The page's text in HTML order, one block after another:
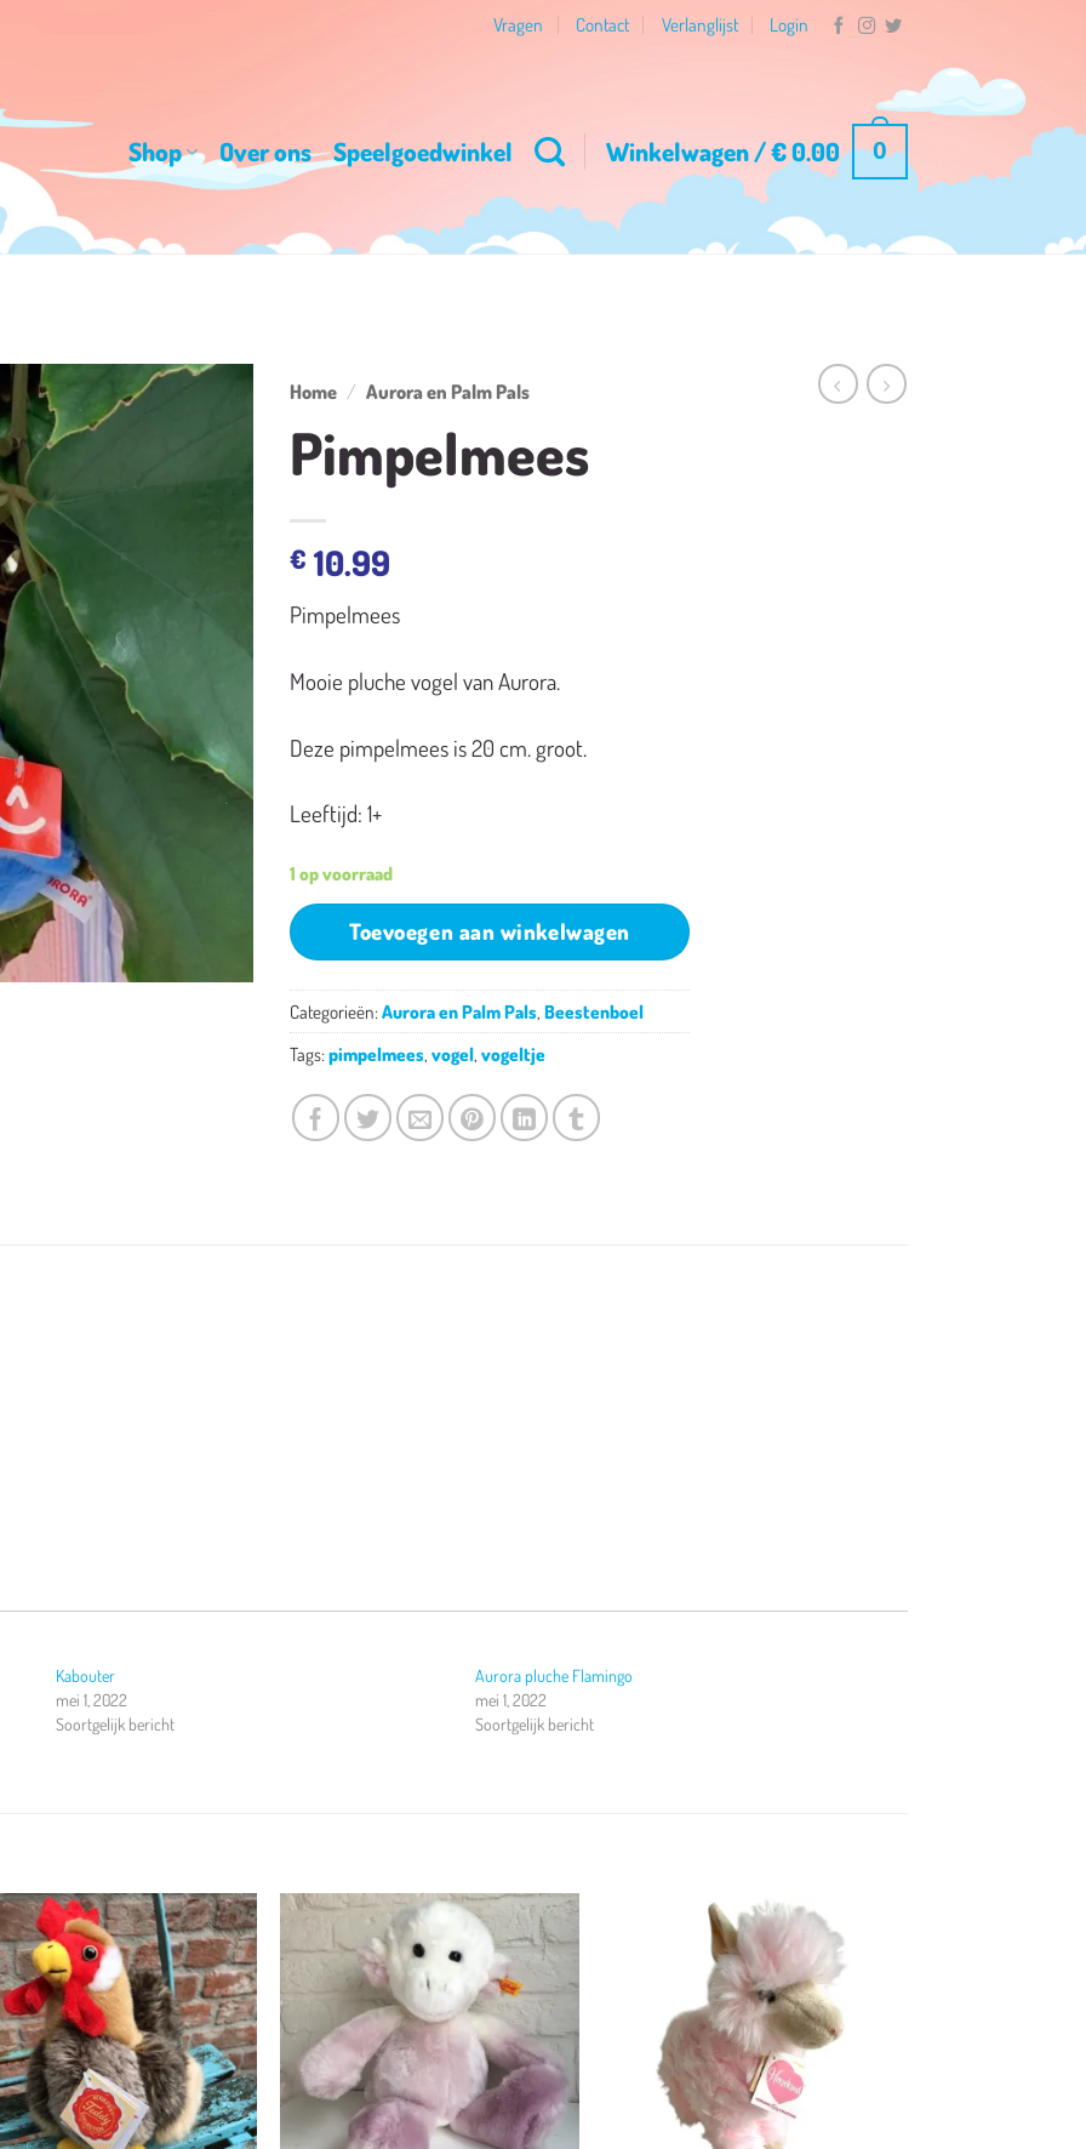
Vragen Contact Verlanglijst Login
Shop Over ons Speelgoedwinkel Winkelwagen /€0.00 0
aan
Home / Aurora en Palm Pals
Pimpelmees
€ 10.99
Pimpelmees
Mooie pluche vogel van Aurora.
Deze pimpelmees is 20 cm. groot.
Leeftijd: 1+
1 op voorraad
Toevoegen aan winkelwagen
Categorieën: Aurora en Palm Pals, Beestenboel
Tags: pimpelmees, vogel, vogeltje
Kabouter
mei 1, 2022
Soortgelijk bericht
Aurora pluche Flamingo
mei 1, 2022
Soortgelijk bericht
Toevoegen
aan
verlanglijst
Toevoegen
aan
verlanglijst
Toevoegen
verlanglijst